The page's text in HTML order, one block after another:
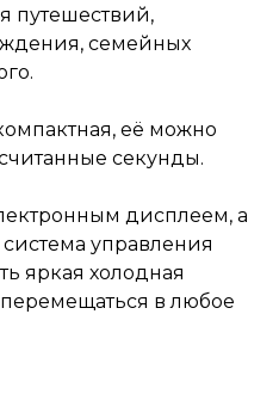
путешествий,
семейных
её можно
секунды.
дисплеем, а
управления
яркая холодная
перемещаться в любое